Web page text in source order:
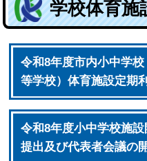
学校体育施
令和8年度市内小中学
等学校）体育施設定期
令和8年度小中学校施
提出及び代表者会議の